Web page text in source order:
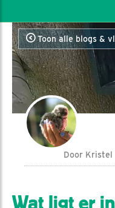
Toon alle blogs &
Door Kristel
Wat ligt er